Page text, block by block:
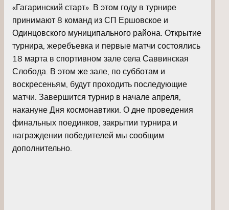
«Гагаринский старт». В этом году в турнире
принимают 8 команд из СП Ершовское и
Одинцовского муниципального района. Открытие
турнира, жеребъевка и первые матчи состоялись
18 марта в спортивном зале села Саввинская
Слобода. В этом же зале, по субботам и
воскресеньям, будут проходить последующие
матчи. Завершится турнир в начале апреля,
накануне Дня космонавтики. О дне проведения
финальных поединков, закрытии турнира и
награждении победителей мы сообщим
дополнительно.